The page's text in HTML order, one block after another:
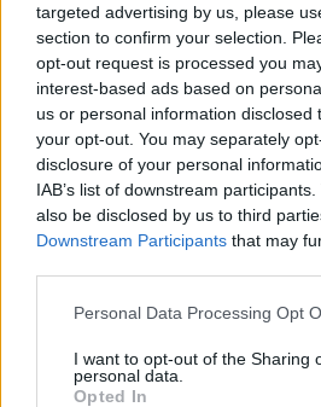
targeted advertising by us, please
section to confirm your selection.
opt-out request is processed you
interest-based ads based on
us or personal information disclosed
your opt-out. You may separately
disclosure of your personal
IAB’s list of downstream
also be disclosed by us to third
Downstream Participants that may
Personal Data Processing Opt
I want to opt-out of the Sharing
personal data.
Opted In
FRATTESI (Inter-
PINAMONTI (Inter-
LUCCA (Napoli-Pisa)
ZAPATA (Torino-
In panchina: Felici, Cabal,
Pellegrini, Pezzella, Grassi,